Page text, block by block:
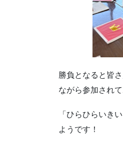
勝負となると皆
ながら参加され
「ひらひらいき
ようです！